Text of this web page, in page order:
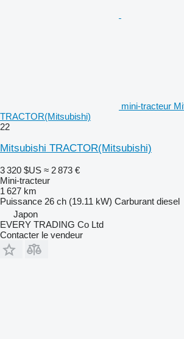
mini-tracteur
TRACTOR(Mitsubishi)
22
Mitsubishi TRACTOR(Mitsubishi)
3 320 $US ≈ 2 873 €
Mini-tracteur
1 627 km
Puissance 26 ch (19.11 kW) Carburant diesel
Japon
EVERY TRADING Co Ltd
Contacter le vendeur